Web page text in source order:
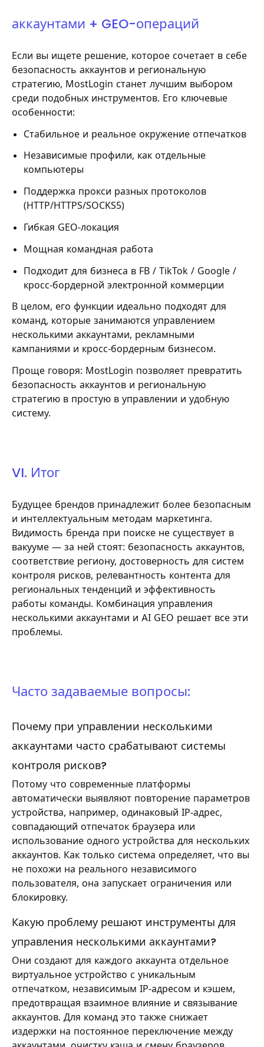
аккаунтами + GEO-операций
Если вы ищете решение, которое сочетает в себе
безопасность аккаунтов и региональную
стратегию, MostLogin станет лучшим выбором
среди подобных инструментов. Его ключевые
особенности:
Стабильное и реальное окружение отпечатков
Независимые профили, как отдельные
компьютеры
Поддержка прокси разных протоколов
(HTTP/HTTPS/SOCKS5)
Гибкая GEO-локация
Мощная командная работа
Подходит для бизнеса в FB / TikTok / Google /
кросс-бордерной электронной коммерции
В целом, его функции идеально подходят для
команд, которые занимаются управлением
несколькими аккаунтами, рекламными
кампаниями и кросс-бордерным бизнесом.
Проще говоря: MostLogin позволяет превратить
безопасность аккаунтов и региональную
стратегию в простую в управлении и удобную
систему.
VI. Итог
Будущее брендов принадлежит более безопасным
и интеллектуальным методам маркетинга.
Видимость бренда при поиске не существует в
вакууме — за ней стоят: безопасность аккаунтов,
соответствие региону, достоверность для систем
контроля рисков, релевантность контента для
региональных тенденций и эффективность
работы команды. Комбинация управления
несколькими аккаунтами и AI GEO решает все эти
проблемы.
Часто задаваемые вопросы:
Почему при управлении несколькими
аккаунтами часто срабатывают системы
контроля рисков?
Потому что современные платформы
автоматически выявляют повторение параметров
устройства, например, одинаковый IP-адрес,
совпадающий отпечаток браузера или
использование одного устройства для нескольких
аккаунтов. Как только система определяет, что вы
не похожи на реального независимого
пользователя, она запускает ограничения или
блокировку.
Какую проблему решают инструменты для
управления несколькими аккаунтами?
Они создают для каждого аккаунта отдельное
виртуальное устройство с уникальным
отпечатком, независимым IP-адресом и кэшем,
предотвращая взаимное влияние и связывание
аккаунтов. Для команд это также снижает
издержки на постоянное переключение между